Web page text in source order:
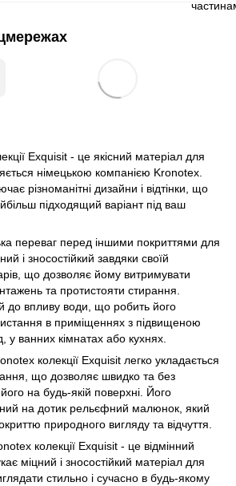
Exquisit - це якісний матеріал для
німецькою компанією Kronotex.
різноманітні дизайни і відтінки, що
підходящий варіант під ваш
переваг перед іншими покриттями для
і зносостійкий завдяки своїй
що дозволяє йому витримувати
та протистояти стирання.
до впливу води, що робить його
в приміщеннях з підвищеною
у ванних кімнатах або кухнях.
колекції Exquisit легко укладається
що дозволяє швидко та без
на будь-якій поверхні. Його
на дотик рельєфний малюнок, який
природного вигляду та відчуття.
колекції Exquisit - це відмінний
міцний і зносостійкий матеріал для
стильно і сучасно в будь-якому